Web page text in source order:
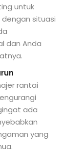
untuk
situasi
dan Anda
rantai
ada
yang